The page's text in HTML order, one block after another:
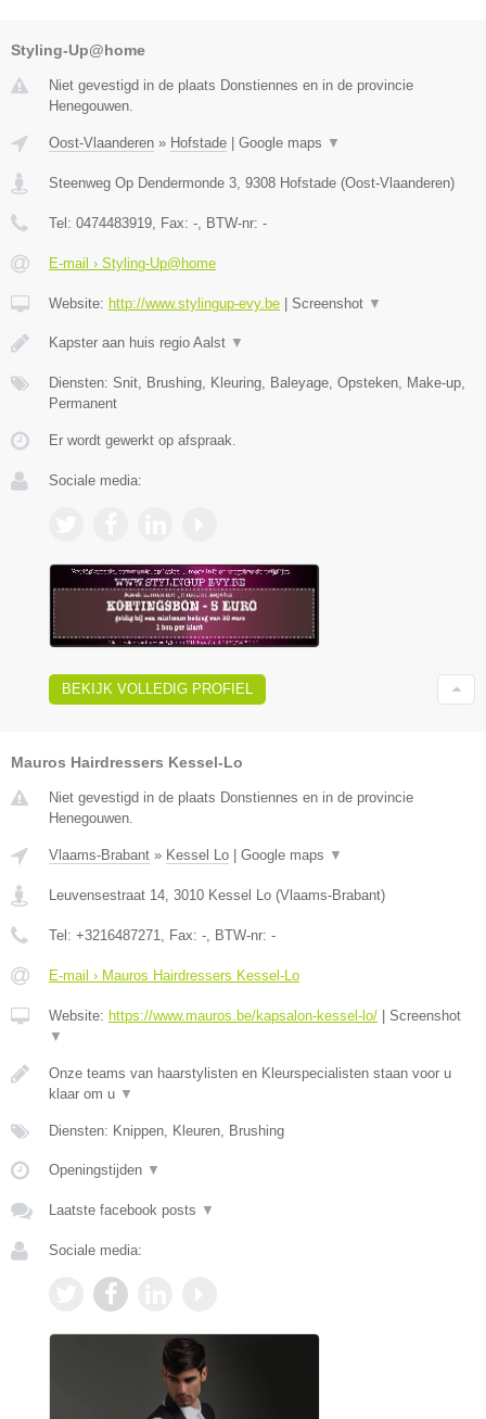
Styling-Up@home
Niet gevestigd in de plaats Donstiennes en in de provincie
Henegouwen.
Oost-Vlaanderen » Hofstade | Google maps ▼
Steenweg Op Dendermonde 3 9308 Hofstade (Oost-Vlaanderen)
Tel: 0474483919 , Fax: - , BTW-nr: -
E-mail › Styling-Up@home
Website: http://www.stylingup-evy.be | Screenshot ▼
Kapster aan huis regio Aalst ▼
Diensten: Snit, Brushing, Kleuring, Baleyage, Opsteken, Make-up,
Permanent
Er wordt gewerkt op afspraak.
Sociale media:
BEKIJK VOLLEDIG PROFIEL
Mauros Hairdressers Kessel-Lo
Niet gevestigd in de plaats Donstiennes en in de provincie
Henegouwen.
Vlaams-Brabant » Kessel Lo Google maps ▼
Leuvensestraat 14 3010 Kessel Lo (Vlaams-Brabant)
Tel: +3216487271 , Fax: - , BTW-nr: -
E-mail › Mauros Hairdressers Kessel-Lo
Website: https://www.mauros.be/kapsalon-kessel-lo/
Screenshot
▼
Onze teams van haarstylisten en Kleurspecialisten staan voor u
klaar om u ▼
Diensten: Knippen, Kleuren, Brushing
Openingstijden ▼
Laatste facebook posts ▼
Sociale media: